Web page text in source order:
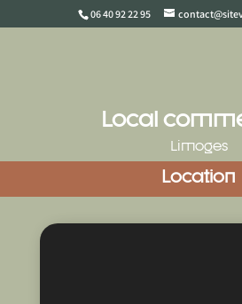
06 40 92 22 95
Local
Limoges
Location